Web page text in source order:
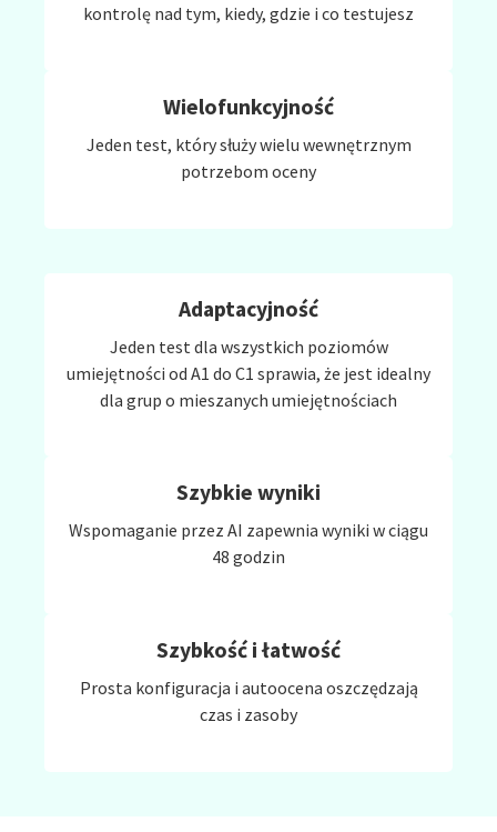
kontrolę nad tym, kiedy, gdzie i co testujesz
Wielofunkcyjność
Jeden test, który służy wielu wewnętrznym
potrzebom oceny
Adaptacyjność
Jeden test dla wszystkich poziomów
umiejętności od A1 do C1 sprawia, że jest idealny
dla grup o mieszanych umiejętnościach
Szybkie wyniki
Wspomaganie przez AI zapewnia wyniki w ciągu
48 godzin
Szybkość i łatwość
Prosta konfiguracja i autoocena oszczędzają
czas i zasoby